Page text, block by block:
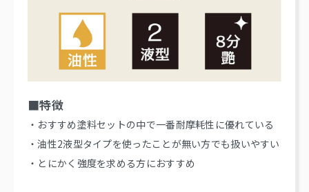
■特徴
・おすすめ塗料セットの中で一番耐摩耗性に優れている
・油性2液型タイプを使ったことが無い方でも扱いやすい
・とにかく強度を求める方におすすめ